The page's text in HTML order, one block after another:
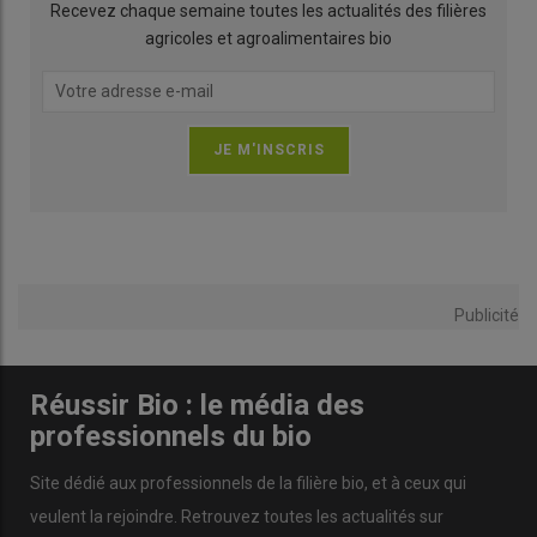
Recevez chaque semaine toutes les actualités des filières
agricoles et agroalimentaires bio
Publicité
Réussir Bio : le média des
professionnels du bio
Site dédié aux professionnels de la filière bio, et à ceux qui
veulent la rejoindre. Retrouvez toutes les actualités sur